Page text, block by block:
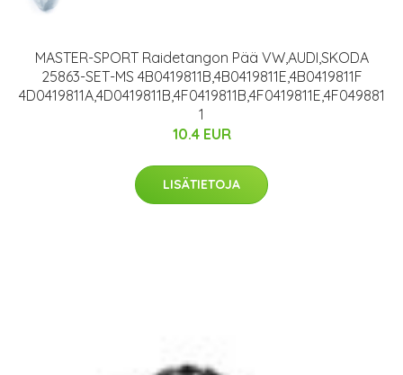
MASTER-SPORT Raidetangon Pää VW,AUDI,SKODA
25863-SET-MS 4B0419811B,4B0419811E,4B0419811F
4D0419811A,4D0419811B,4F0419811B,4F0419811E,4F049881
1
10.4 EUR
LISÄTIETOJA